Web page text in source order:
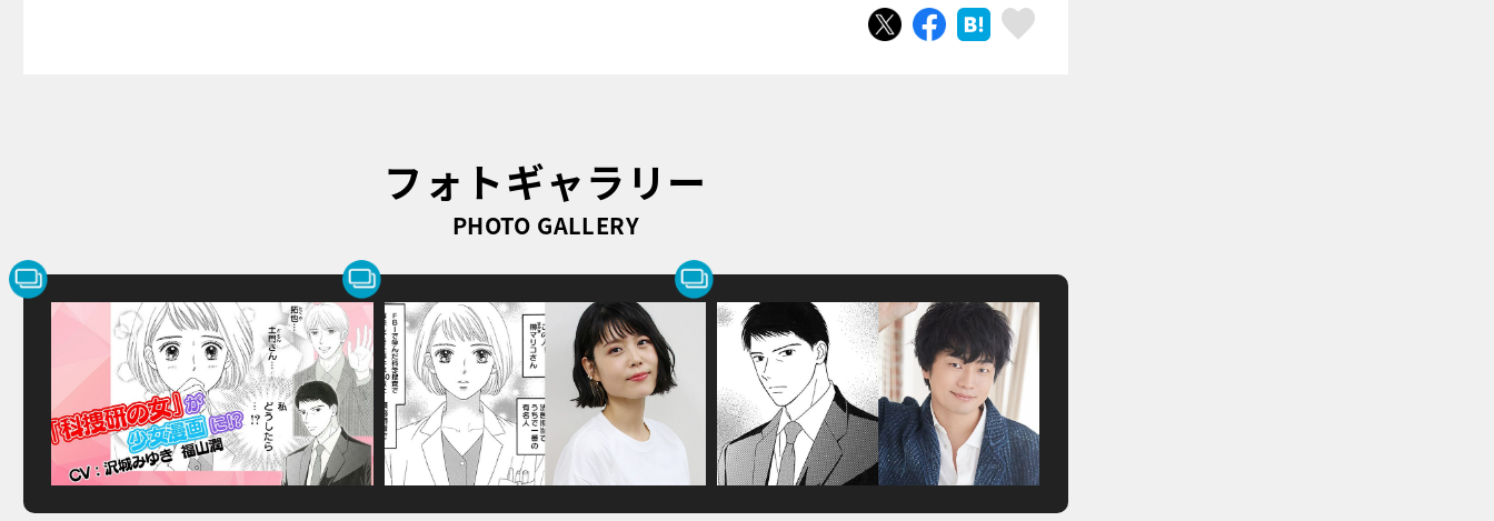
ツイートシェア はてブ
フォトギャラリー
PHOTO GALLERY